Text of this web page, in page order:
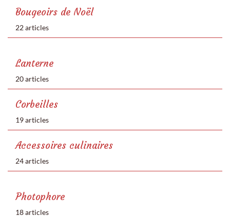
Bougeoirs de Noël
22 articles
Lanterne
20 articles
Corbeilles
19 articles
Accessoires culinaires
24 articles
Photophore
18 articles